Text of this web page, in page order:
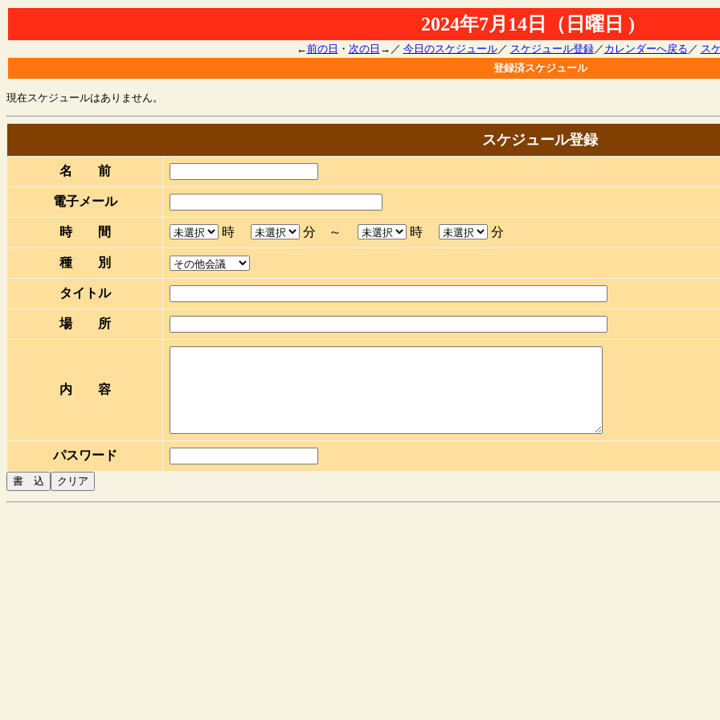
2024年7月14日（日曜日 )
←前の日 ・ 次の日 →／ 今日のスケジュール／ スケジュール登録／ カレンダーへ戻る ／ ス
登録済スケジュール
現在スケジュールはありません。
スケジュール登録
名 前
電子メール
時 間 時 分 ～ 時 分
種 別
タイトル
場 所
内 容
パスワード